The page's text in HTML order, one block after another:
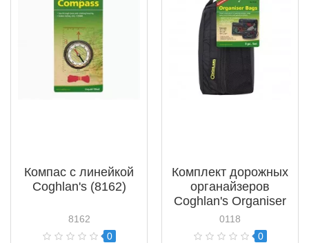
Компас с линейкой
Coghlan's (8162)
8162
0
Комплект дорожных
органайзеров
Coghlan's Organiser
Bags (0118)
0118
0